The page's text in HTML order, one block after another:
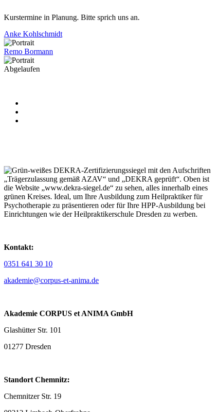
Kurstermine in Planung. Bitte sprich uns an.
Anke Kohlschmidt
Remo Bormann
Abgelaufen
Kontakt:
0351 641 30 10
akademie@corpus-et-anima.de
Akademie CORPUS et ANIMA GmbH
Glashütter Str. 101
01277 Dresden
Standort Chemnitz:
Chemnitzer Str. 19